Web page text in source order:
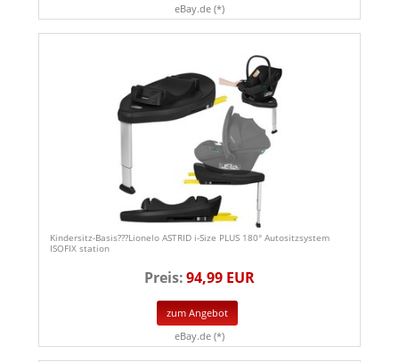
eBay.de (*)
Kindersitz-Basis???Lionelo ASTRID i-Size PLUS 180° Autositzsystem
ISOFIX station
Preis:94,99 EUR
zum Angebot
eBay.de (*)